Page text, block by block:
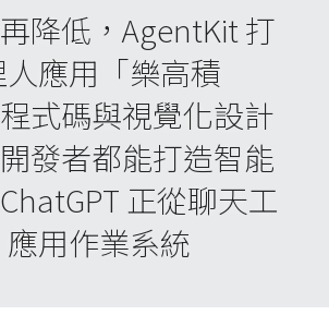
降低，AgentKit 打
人應用「樂高積
式碼與視覺化設計
發者都能打造智能
正從聊天工
應用作業系統